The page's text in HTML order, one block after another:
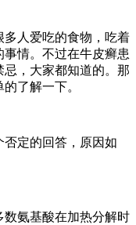
人爱吃的食物，吃着
情。不过在牛皮癣患
，大家都知道的。那
了解一下。
定的回答，原因如
氨基酸在加热分解时